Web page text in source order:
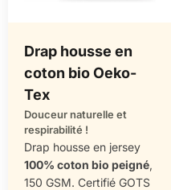
Drap housse en
coton bio Oeko-
Tex
Douceur naturelle et
respirabilité !
Drap housse en jersey
100% coton bio peigné,
150 GSM. Certifié GOTS